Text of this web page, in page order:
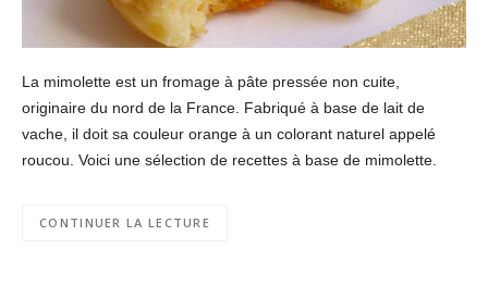
La mimolette est un fromage à pâte pressée non cuite,
originaire du nord de la France. Fabriqué à base de lait de
vache, il doit sa couleur orange à un colorant naturel appelé
roucou. Voici une sélection de recettes à base de mimolette.
CONTINUER LA LECTURE